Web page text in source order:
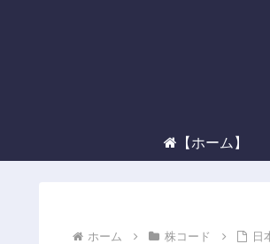
【ホーム】
ホーム 株コード 日